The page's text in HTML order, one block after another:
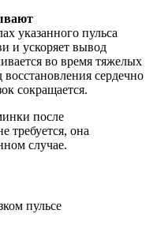
указанного пульса
и ускоряет вывод
во время тяжелых
сердечно
сокращается.
после
требуется, она
случае.